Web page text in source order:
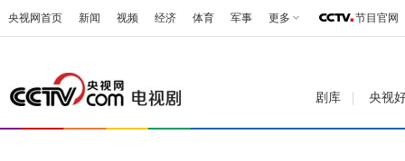
央视网首页 新闻 视频 经济 体育 军事 更多 节目官网
剧库 央视